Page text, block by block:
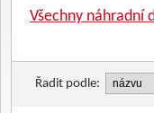
Všechny náhradní
Řadit podle: